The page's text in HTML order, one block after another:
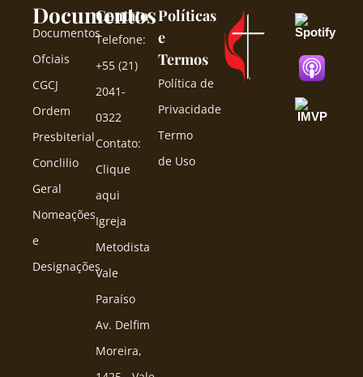
Documentos
Documentos
Ofciais
CGCJ
Ordem
Presbiterial
Conclilio
Geral
Nomeações
e
Designações
Contato
Telefone:
+55 (21)
2041-
0322
Contato:
Clique
aqui
Igreja
Metodista
Vale
Paraíso
Av. Delfim
Moreira,
Políticas
e
Termos
Política de
Privacidade
Termo
de Uso